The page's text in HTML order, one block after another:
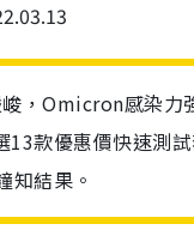
，Omicron感染力
13款優惠價快速測
知結果。